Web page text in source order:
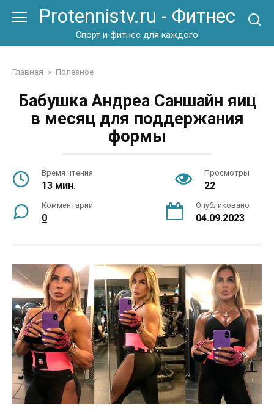
Protennistv.ru - Фитнес
Спорт и фитнес для каждого
Главная » Полезное
Бабушка Андреа Саншайн яиц
в месяц для поддержания
формы
Время чтения
13 мин.
Просмотры
22
Комментарии
0
Опубликовано
04.09.2023